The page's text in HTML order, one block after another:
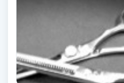
Volymfransar